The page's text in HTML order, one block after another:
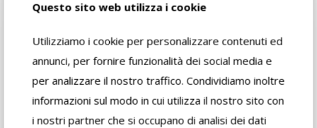
Questo sito web utilizza i cookie
Utilizziamo i cookie per personalizzare contenuti ed
annunci, per fornire funzionalità dei social media e
per analizzare il nostro traffico. Condividiamo inoltre
informazioni sul modo in cui utilizza il nostro sito con
i nostri partner che si occupano di analisi dei dati
Website